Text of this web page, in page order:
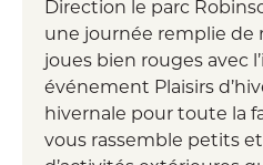
Direction le parc
une journée remplie de
joues bien rouges avec
événement Plaisirs
hivernale pour toute la
vous rassemble petits